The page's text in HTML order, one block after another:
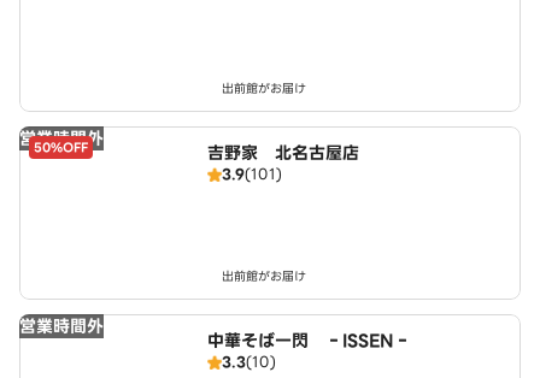
出前館がお届け
営業時間外
50%OFF 吉野家 北名古屋店
3.9(101)
出前館がお届け
営業時間外
中華そば一閃 ‐ISSEN‐
3.3(10)